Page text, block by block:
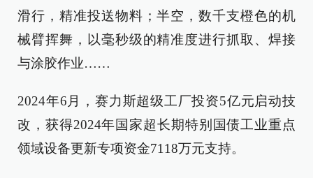
滑行，精准投送物料；半空，数千支橙色的机
械臂挥舞，以毫秒级的精准度进行抓取、焊接
与涂胶作业……
2024年6月，赛力斯超级工厂投资5亿元启动技
改，获得2024年国家超长期特别国债工业重点
领域设备更新专项资金7118万元支持。